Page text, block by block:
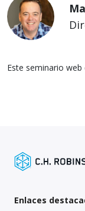
Este seminario web
Enlaces